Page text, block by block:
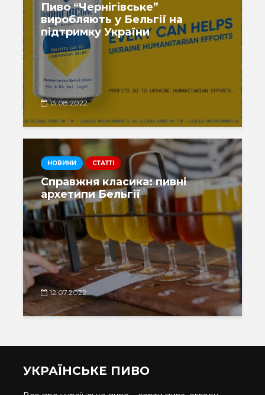
Пиво “Чернігівське”
виробляють у Бельгії на
підтримку України
13.08.2022
НОВИНИ СТАТТІ
Справжня класика: пивні
архетипи Бельгії
12.07.2022
УКРАЇНСЬКЕ ПИВО